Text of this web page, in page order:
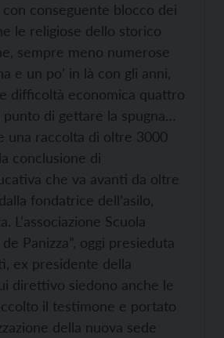
conseguente blocco dei
le religiose dello storico
sempre meno numerose
e un po’ in là con gli anni,
difficoltà economica quattro
di gettare la spugna…
una raccolta di oltre 3000
conclusione di
che va avanti da oltre
fondatrice dell’asilo,
L’associazione Scuola
Panizza”, oggi presieduta
ex presidente della
direttivo siedono anche le
il testimone e portato
della nuova sede